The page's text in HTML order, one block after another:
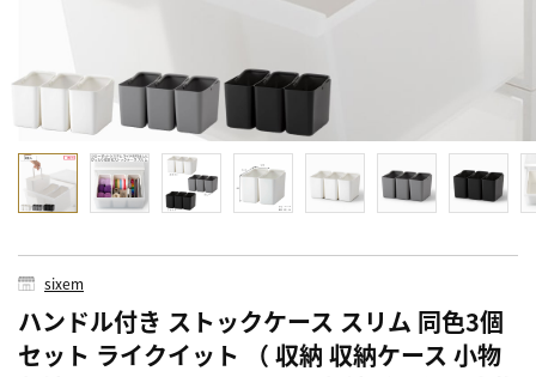
sixem
ハンドル付き ストックケース スリム 同色3個
セット ライクイット （ 収納 収納ケース 小物